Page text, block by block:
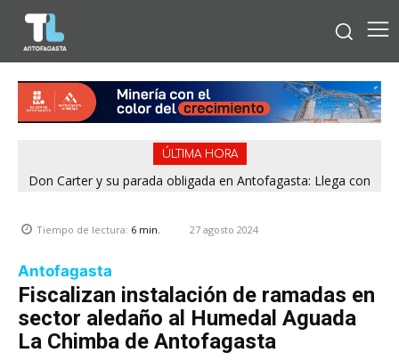
ÚLTIMA HORA
Don Carter y su parada obligada en Antofagasta: Llega con
Tiempo de lectura: 6 min. 27 agosto 2024
Antofagasta
Fiscalizan instalación de ramadas en
sector aledaño al Humedal Aguada
La Chimba de Antofagasta